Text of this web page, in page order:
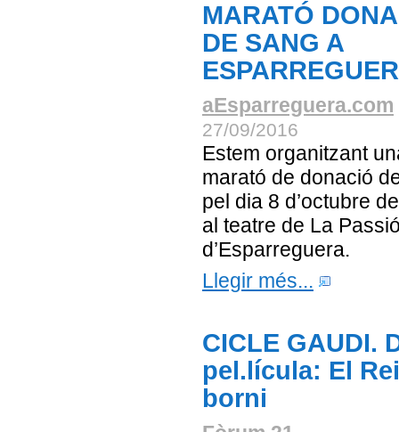
MARATÓ
DE SANG A
aEsparreguera.com
27/09/2016
Estem organitzant
marató de donació
pel dia 8 d’octubre
al teatre de La
d’Esparreguera.
Llegir més...
CICLE GAUDI.
pel.lícula: El Rei
borni